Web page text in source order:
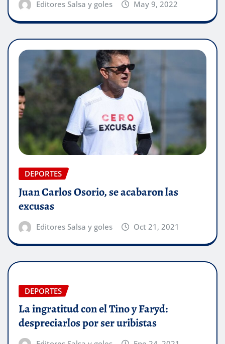
Editores Salsa y goles May 9, 2022
DEPORTES
Juan Carlos Osorio, se acabaron las
excusas
Editores Salsa y goles Oct 21, 2021
DEPORTES
La ingratitud con el Tino y Faryd:
despreciarlos por ser uribistas